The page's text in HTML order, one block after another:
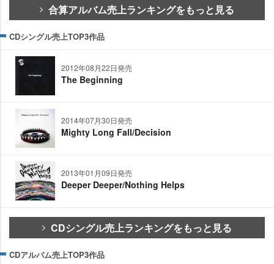
合算アルバム売上ランキングをもっと見る
CDシングル売上TOP3作品
2012年08月22日発売
The Beginning
2014年07月30日発売
Mighty Long Fall/Decision
2013年01月09日発売
Deeper Deeper/Nothing Helps
CDシングル売上ランキングをもっと見る
CDアルバム売上TOP3作品